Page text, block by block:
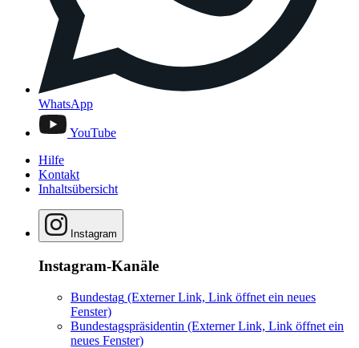
WhatsApp
YouTube
Hilfe
Kontakt
Inhaltsübersicht
Instagram
Instagram-Kanäle
Bundestag (Externer Link, Link öffnet ein neues
Fenster)
Bundestagspräsidentin (Externer Link, Link öffnet ein
neues Fenster)